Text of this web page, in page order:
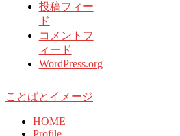
投稿フィー
ド
コメントフ
ィード
WordPress.org
ことばとイメージ
HOME